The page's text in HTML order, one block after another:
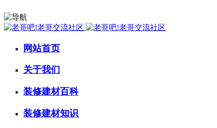
网站首页
关于我们
装修建材百科
装修建材知识